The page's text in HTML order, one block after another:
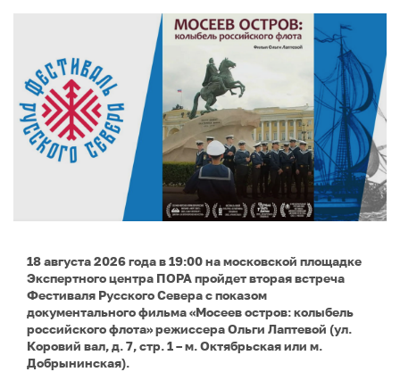
18 августа 2026 года в 19:00 на московской площадке
Экспертного центра ПОРА пройдет вторая встреча
Фестиваля Русского Севера с показом
документального фильма «Мосеев остров: колыбель
российского флота» режиссера Ольги Лаптевой (ул.
Коровий вал, д. 7, стр. 1 – м. Октябрьская или м.
Добрынинская).